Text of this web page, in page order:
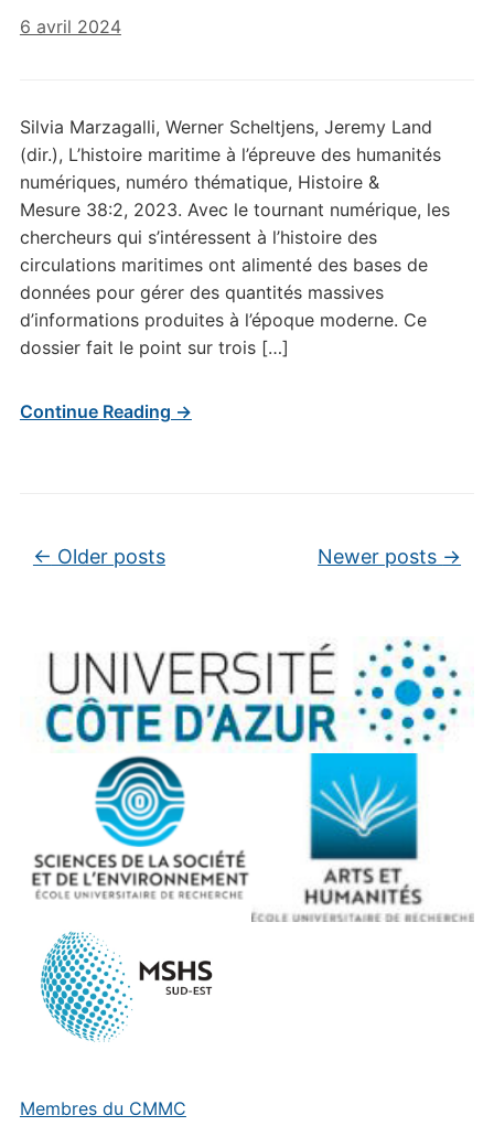
Membres du CMMC
6 avril 2024
Silvia Marzagalli, Werner Scheltjens, Jeremy Land
(dir.), L’histoire maritime à l’épreuve des humanités
numériques, numéro thématique, Histoire &
Mesure 38:2, 2023. Avec le tournant numérique, les
chercheurs qui s’intéressent à l’histoire des
circulations maritimes ont alimenté des bases de
données pour gérer des quantités massives
d’informations produites à l’époque moderne. Ce
dossier fait le point sur trois […]
Continue Reading →
Post navigation
← Older posts Newer posts →